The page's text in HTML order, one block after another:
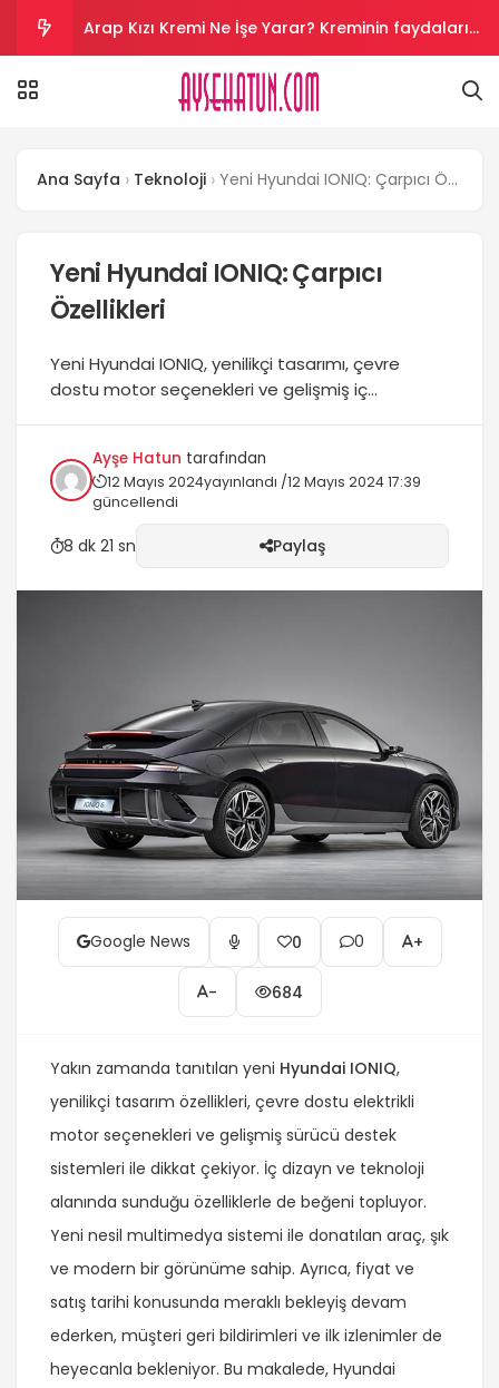
Arap Kızı Kremi Ne İşe Yarar? Kreminin faydaları
Aloe Vera Kremi Ne İşe Yarar? Aloe vera cilt
mi?
Vazelin Kremi Ne İşe Yarar? Vazelin yüze sürülür
mü?
Ana Sayfa Teknoloji Yeni Hyundai IONIQ: Çarpıcı Özellikleri
Yeni Hyundai IONIQ: Çarpıcı
Özellikleri
Yeni Hyundai IONIQ, yenilikçi tasarımı, çevre
dostu motor seçenekleri ve gelişmiş iç
Ayşe Hatun tarafından
12 Mayıs 2024yayınlandı /12 Mayıs 2024 17:39
güncellendi
8 dk 21 sn Paylaş
Google News 0 0 +
- 684
Yakın zamanda tanıtılan yeni Hyundai IONIQ,
yenilikçi tasarım özellikleri, çevre dostu elektrikli
motor seçenekleri ve gelişmiş sürücü destek
sistemleri ile dikkat çekiyor. İç dizayn ve teknoloji
alanında sunduğu özelliklerle de beğeni topluyor.
Yeni nesil multimedya sistemi ile donatılan araç, şık
ve modern bir görünüme sahip. Ayrıca, fiyat ve
satış tarihi konusunda meraklı bekleyiş devam
ederken, müşteri geri bildirimleri ve ilk izlenimler de
heyecanla bekleniyor. Bu makalede, Hyundai